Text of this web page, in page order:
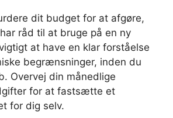
dit budget for at afgøre,
råd til at bruge på en ny
at have en klar forståelse
begrænsninger, inden du
Overvej din månedlige
for at fastsætte et
for dig selv.